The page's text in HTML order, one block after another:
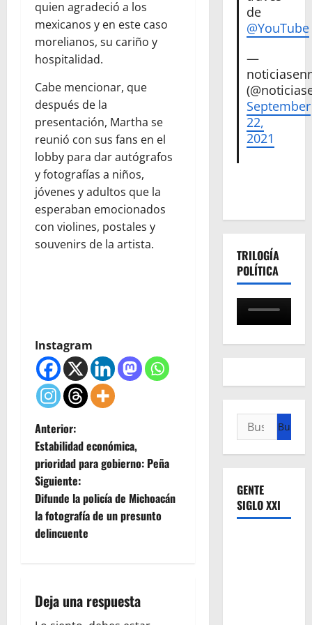
quien agradeció a los
mexicanos y en este caso
morelianos, su cariño y
hospitalidad.
Cabe mencionar, que
después de la
presentación, Martha se
reunió con sus fans en el
lobby para dar autógrafos
y fotografías a niños,
jóvenes y adultos que la
esperaban emocionados
con violines, postales y
souvenirs de la artista.
Instagram
N
a
v
e
c
Anterior:
Estabilidad económica,
prioridad para gobierno: Peña
Siguiente:
Difunde la policía de Michoacán
la fotografía de un presunto
delincuente
Deja una respuesta
de
@YouTube
—
September
22,
2021
TRILOGÍA
POLÍTICA
Buscar:
GENTE
SIGLO XXI